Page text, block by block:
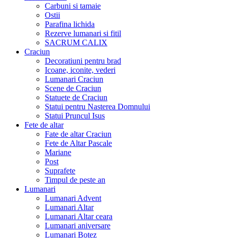
Carbuni si tamaie
Ostii
Parafina lichida
Rezerve lumanari si fitil
SACRUM CALIX
Craciun
Decoratiuni pentru brad
Icoane, iconite, vederi
Lumanari Craciun
Scene de Craciun
Statuete de Craciun
Statui pentru Nasterea Domnului
Statui Pruncul Isus
Fete de altar
Fate de altar Craciun
Fete de Altar Pascale
Mariane
Post
Suprafete
Timpul de peste an
Lumanari
Lumanari Advent
Lumanari Altar
Lumanari Altar ceara
Lumanari aniversare
Lumanari Botez